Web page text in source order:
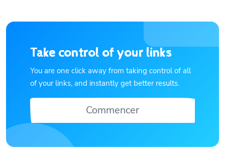
Take control of your links
You are one click away from taking control of all
of your links, and instantly get better results.
Commencer